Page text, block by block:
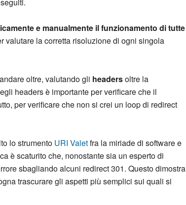
e manualmente il funzionamento di tutte
valutare la corretta risoluzione di ogni singola
oltre, valutando gli headersoltre la
headers è importante per verificare che il
per verificare che non si crei un loop di redirect
lo strumento URI Valetfra la miriade di software e
è scaturito che, nonostante sia un esperto di
sbagliando alcuni redirect 301. Questo dimostra
trascurare gli aspetti più semplici sui quali si